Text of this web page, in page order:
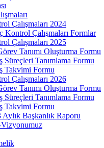
Çalışmaları 2024
Kontrol Çalışmaları Formlar
Çalışmaları 2025
Tanımı Oluşturma Formu
Süreçleri Tanımlama Formu
Takvimi Formu
Çalışmaları 2026
Tanımı Oluşturma Formu
Süreçleri Tanımlama Formu
Takvimi Formu
Aylık Başkanlık Raporu